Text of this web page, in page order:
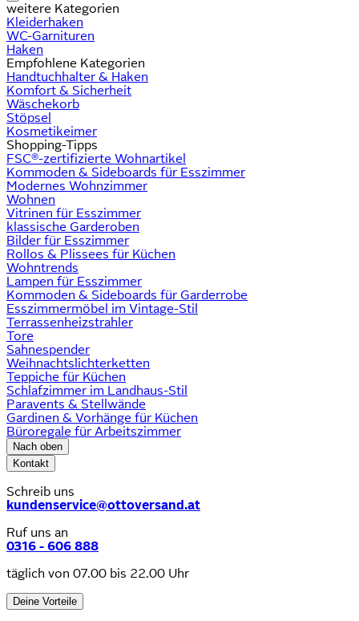
weitere Kategorien
Kleiderhaken
WC-Garnituren
Haken
Empfohlene Kategorien
Handtuchhalter & Haken
Komfort & Sicherheit
Wäschekorb
Stöpsel
Kosmetikeimer
Shopping-Tipps
FSC®-zertifizierte Wohnartikel
Kommoden & Sideboards für Esszimmer
Modernes Wohnzimmer
Wohnen
Vitrinen für Esszimmer
klassische Garderoben
Bilder für Esszimmer
Rollos & Plissees für Küchen
Wohntrends
Lampen für Esszimmer
Kommoden & Sideboards für Garderrobe
Esszimmermöbel im Vintage-Stil
Terrassenheizstrahler
Tore
Sahnespender
Weihnachtslichterketten
Teppiche für Küchen
Schlafzimmer im Landhaus-Stil
Paravents & Stellwände
Gardinen & Vorhänge für Küchen
Büroregale für Arbeitszimmer
Nach oben
Kontakt
Schreib uns
kundenservice@ottoversand.at
Ruf uns an
0316 - 606 888
täglich von 07.00 bis 22.00 Uhr
Deine Vorteile